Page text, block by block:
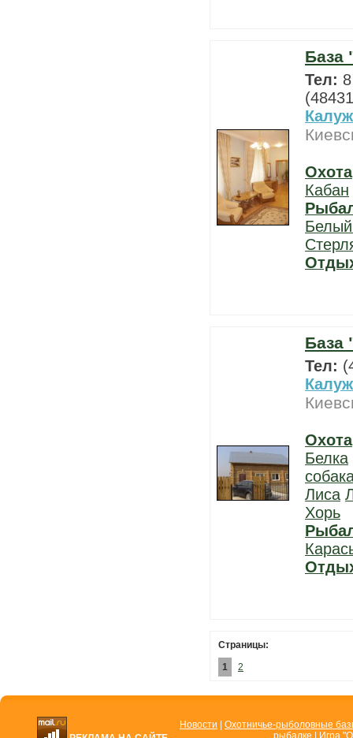
База
Тел:
Охота
Кабан
База
Тел:
Охота
Белка
Лиса
Хорь
Страницы:
1
2
Новости
Охотничье-рыболовные
рыбалке
Игра